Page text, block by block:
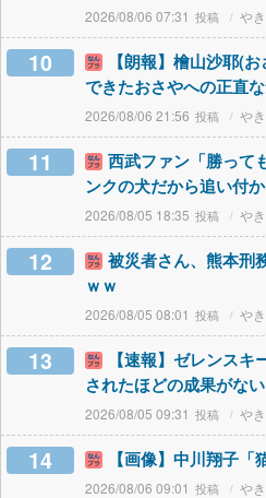
2026/08/06 07:31 や
10
【朗報】檜山沙耶(
できたおさやへの正直
2026/08/06 21:56 や
11
西武ファン「勝って
ンクの犬だから追い付
2026/08/05 18:35 や
12
被災者さん、熊本刑
ｗｗ
2026/08/05 08:01 や
13
【速報】ゼレンス
されたほどの成果がない
2026/08/05 09:31 や
14 【画像】中川翔子「
2026/08/06 09:01 や